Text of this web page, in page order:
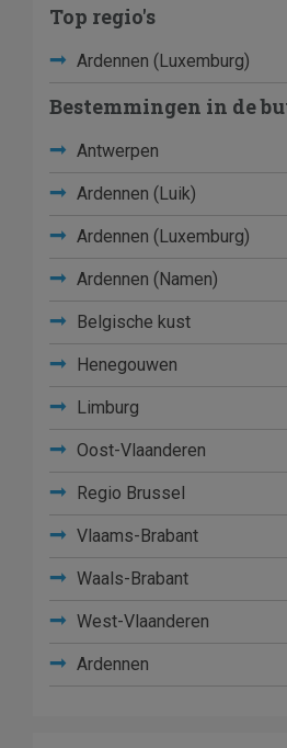
Top regio's
Ardennen (Luxemburg)
Bestemmingen in de
Antwerpen
Ardennen (Luik)
Ardennen (Luxemburg)
Ardennen (Namen)
Belgische kust
Henegouwen
Limburg
Oost-Vlaanderen
Regio Brussel
Vlaams-Brabant
Waals-Brabant
West-Vlaanderen
Ardennen